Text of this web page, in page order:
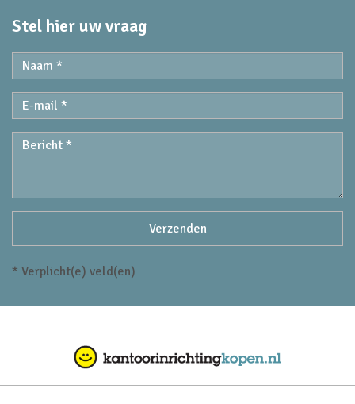
Stel hier uw vraag
* Verplicht(e) veld(en)